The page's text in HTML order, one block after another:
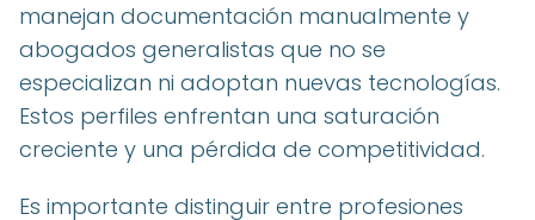
manejan documentación manualmente y
abogados generalistas que no se
especializan ni adoptan nuevas tecnologías.
Estos perfiles enfrentan una saturación
creciente y una pérdida de competitividad.
Es importante distinguir entre profesiones